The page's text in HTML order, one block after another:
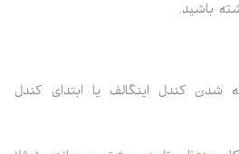
باشید.
شدن کندل اینگالف یا ابتدای کندل